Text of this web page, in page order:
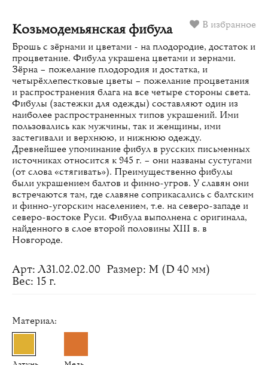
В избранное
Козьмодемьянская фибула
Брошь с зёрнами и цветами - на плодородие, достаток и
процветание. Фибула украшена цветами и зернами.
Зёрна – пожелание плодородия и достатка, и
четырёхлепестковые цветы – пожелание процветания
и распространения блага на все четыре стороны света.
Фибулы (застежки для одежды) составляют один из
наиболее распространенных типов украшений. Ими
пользовались как мужчины, так и женщины, ими
застегивали и верхнюю, и нижнюю одежду.
Древнейшее упоминание фибул в русских письменных
источниках относится к 945 г. – они названы сустугами
(от слова «стягивать»). Преимущественно фибулы
были украшением балтов и финно-угров. У славян они
встречаются там, где славяне соприкасались с балтским
и финно-угорским населением, т.е. на северо-западе и
северо-востоке Руси. Фибула выполнена с оригинала,
найденного в слое второй половины XIII в. в
Новгороде.
Арт: Л31.02.02.00 Размер: M (D 40 мм)
Вес: 15 г.
Материал: